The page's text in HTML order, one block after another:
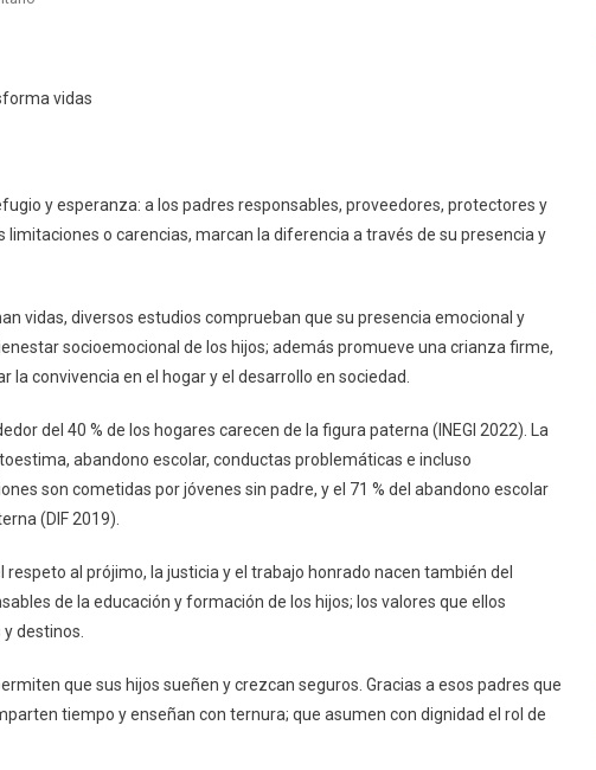
Fuertes:
Transforma
Vidas
vidas
y esperanza: a los padres responsables, proveedores, protectores y
o carencias, marcan la diferencia a través de su presencia y
vidas, diversos estudios comprueban que su presencia emocional y
socioemocional de los hijos; además promueve una crianza firme,
convivencia en el hogar y el desarrollo en sociedad.
del 40 % de los hogares carecen de la figura paterna (INEGI 2022). La
abandono escolar, conductas problemáticas e incluso
son cometidas por jóvenes sin padre, y el 71 % del abandono escolar
(DIF 2019).
respeto al prójimo, la justicia y el trabajo honrado nacen también del
de la educación y formación de los hijos; los valores que ellos
destinos.
que sus hijos sueñen y crezcan seguros. Gracias a esos padres que
tiempo y enseñan con ternura; que asumen con dignidad el rol de